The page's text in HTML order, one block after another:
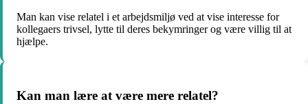
Man kan vise relatel i et arbejdsmiljø ved at vise interesse for
kollegaers trivsel, lytte til deres bekymringer og være villig til at
hjælpe.
Kan man lære at være mere relatel?